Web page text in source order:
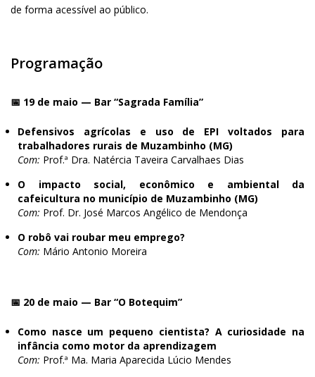
de forma acessível ao público.
Programação
📅 19 de maio — Bar “Sagrada Família”
Defensivos agrícolas e uso de EPI voltados para
trabalhadores rurais de Muzambinho (MG)
Com: Prof.ª Dra. Natércia Taveira Carvalhaes Dias
O impacto social, econômico e ambiental da
cafeicultura no município de Muzambinho (MG)
Com: Prof. Dr. José Marcos Angélico de Mendonça
O robô vai roubar meu emprego?
Com: Mário Antonio Moreira
📅 20 de maio — Bar “O Botequim”
Como nasce um pequeno cientista? A curiosidade na
infância como motor da aprendizagem
Com: Prof.ª Ma. Maria Aparecida Lúcio Mendes